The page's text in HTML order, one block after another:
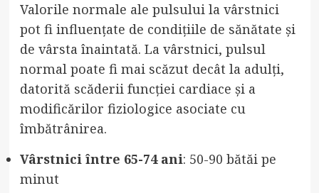
Valorile normale ale pulsului la vârstnici
pot fi influențate de condițiile de sănătate și
de vârsta înaintată. La vârstnici, pulsul
normal poate fi mai scăzut decât la adulți,
datorită scăderii funcției cardiace și a
modificărilor fiziologice asociate cu
îmbătrânirea.
Vârstnici între 65-74 ani: 50-90 bătăi pe
minut